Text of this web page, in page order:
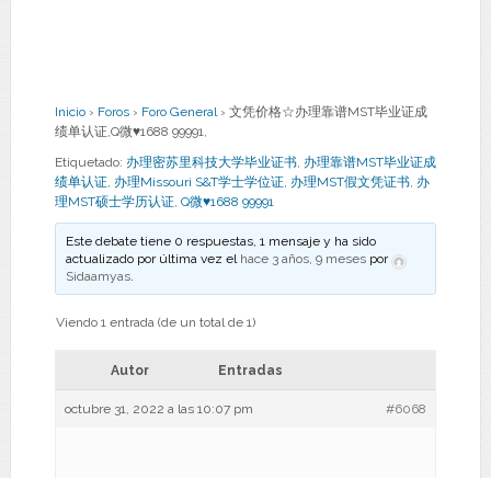
Inicio › Foros › Foro General › 文凭价格☆办理靠谱MST毕业证成
绩单认证,Q微♥1688 99991,
Etiquetado: 办理密苏里科技大学毕业证书, 办理靠谱MST毕业证成
绩单认证, 办理Missouri S&T学士学位证, 办理MST假文凭证书, 办
理MST硕士学历认证, Q微♥1688 99991
Este debate tiene 0 respuestas, 1 mensaje y ha sido
actualizado por última vez el hace 3 años, 9 meses por
Sidaamyas.
Viendo 1 entrada (de un total de 1)
Autor Entradas
octubre 31, 2022 a las 10:07 pm #6068